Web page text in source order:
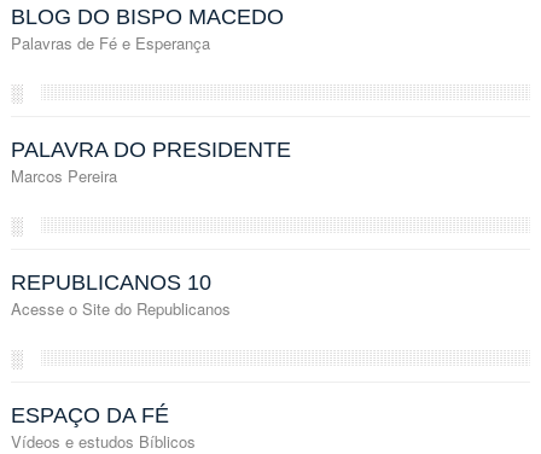
BLOG DO BISPO MACEDO
Palavras de Fé e Esperança
░
PALAVRA DO PRESIDENTE
Marcos Pereira
░
REPUBLICANOS 10
Acesse o Site do Republicanos
░
ESPAÇO DA FÉ
Vídeos e estudos Bíblicos